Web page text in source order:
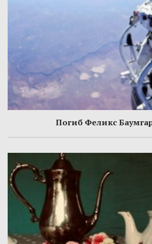
Погиб Феликс